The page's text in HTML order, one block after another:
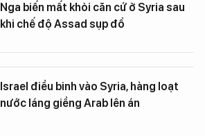
Nga biến mất khỏi căn cứ ở Syria sau
khi chế độ Assad sụp đổ
Israel điều binh vào Syria, hàng loạt
nước láng giềng Arab lên án